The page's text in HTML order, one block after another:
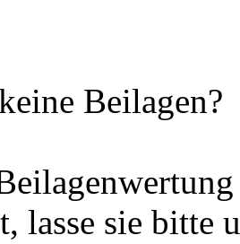
Beilagen?
lasse sie bitte